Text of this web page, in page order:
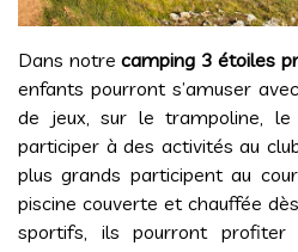
Dans notrecamping 3 étoiles
enfants pourront s’amuser
de jeux, sur le trampoline,
participer à des activités au
plus grands participent au
piscine couverte et chauffée
sportifs, ils pourront